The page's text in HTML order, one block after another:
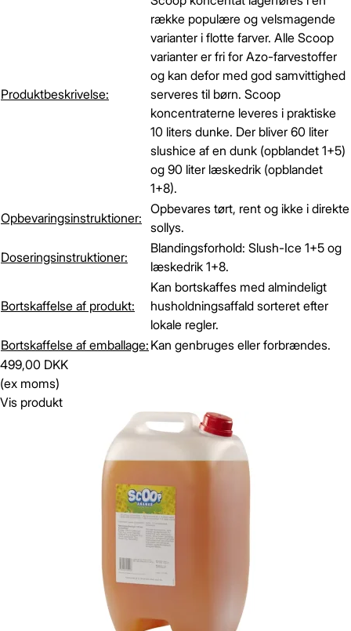
Produktbeskrivelse:
række populære og velsmagende
varianter i flotte farver. Alle Scoop
varianter er fri for Azo-farvestoffer
og kan defor med god samvittighed
serveres til børn. Scoop
koncentraterne leveres i praktiske
10 liters dunke. Der bliver 60 liter
slushice af en dunk (opblandet 1+5)
og 90 liter læskedrik (opblandet
1+8).
Opbevaringsinstruktioner:
Opbevares tørt, rent og ikke i direkte
sollys.
Doseringsinstruktioner:
Blandingsforhold: Slush-Ice 1+5 og
læskedrik 1+8.
Bortskaffelse af produkt:
Kan bortskaffes med almindeligt
husholdningsaffald sorteret efter
lokale regler.
Bortskaffelse af emballage: Kan genbruges eller forbrændes.
499,00 DKK
(ex moms)
Vis produkt